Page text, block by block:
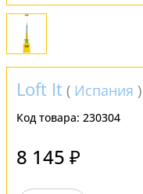
Loft It ( Испания )
Код товара: 230304
8 145 ₽